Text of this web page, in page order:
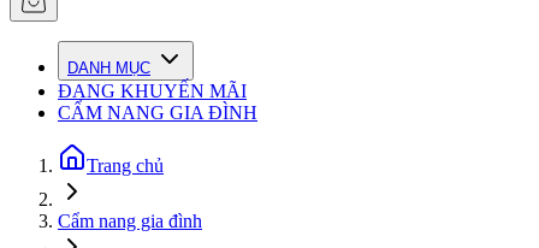
DANH MỤC
ĐANG KHUYẾN MÃI
CẨM NANG GIA ĐÌNH
Trang chủ
Cẩm nang gia đình